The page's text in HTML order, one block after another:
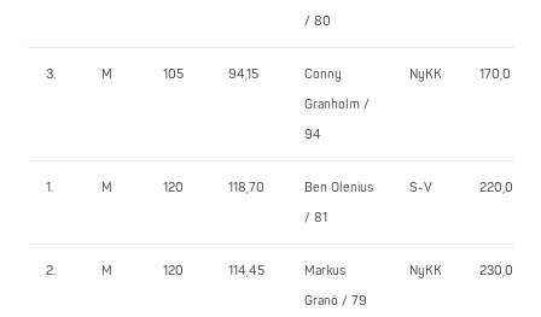
/ 80
3. M 105 94,15
Conny
Granholm /
94
NyKK 170,0
1. M 120 118,70
Ben Olenius
/ 81
S-V 220,0
2. M 120 114,45
Markus
Granö / 79
NyKK 230,0